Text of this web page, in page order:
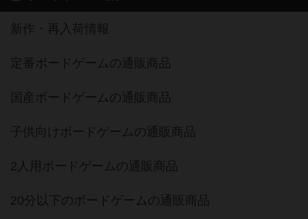
新作・再入荷情報
定番ボードゲームの通販商品
国産ボードゲームの通販商品
子供向けボードゲームの通販商品
2人用ボードゲームの通販商品
20分以下のボードゲームの通販商品